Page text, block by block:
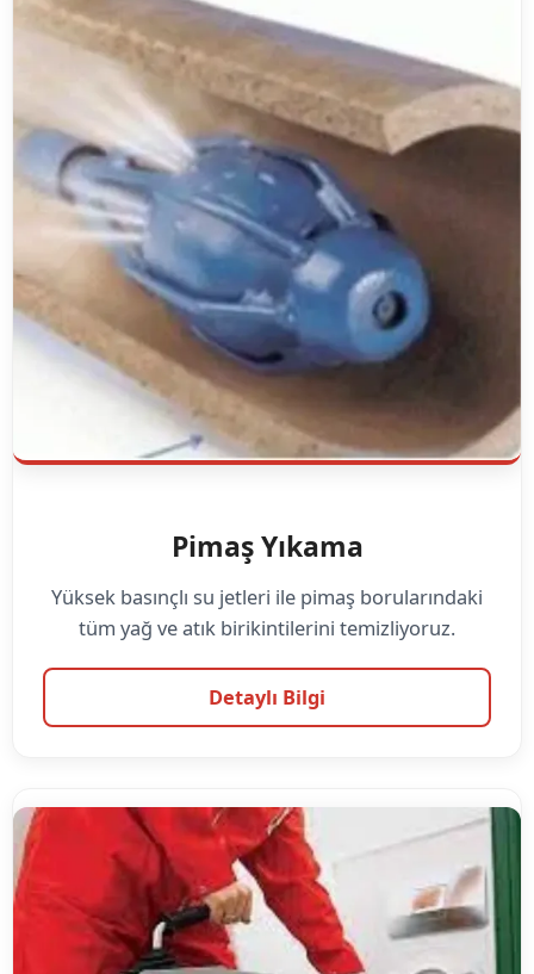
Pimaş Yıkama
Yüksek basınçlı su jetleri ile pimaş borularındaki
tüm yağ ve atık birikintilerini temizliyoruz.
Detaylı Bilgi